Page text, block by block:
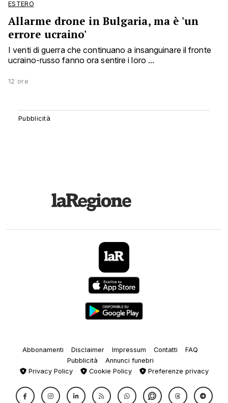
ESTERO
Allarme drone in Bulgaria, ma è 'un
errore ucraino'
I venti di guerra che continuano a insanguinare il fronte
ucraino-russo fanno ora sentire i loro ...
12 ore
Abbonamenti Disclaimer Impressum Contatti
FAQ
Pubblicità
Annunci funebri
Privacy Policy
Cookie Policy Preferenze privacy